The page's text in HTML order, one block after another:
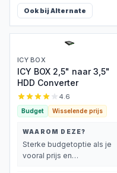
Ook bijAlternate
ICY BOX
ICY BOX 2,5" naar 3,5"
HDD Converter
4.6
Budget Wisselende prijs
WAAROM DEZE?
Sterke budgetoptie als je
vooral prijs en